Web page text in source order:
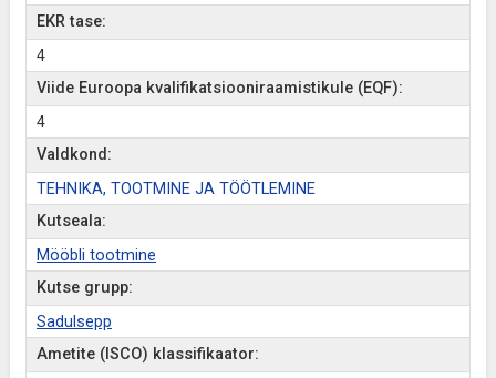
EKR tase:
4
Viide Euroopa kvalifikatsiooniraamistikule (EQF):
4
Valdkond:
TEHNIKA, TOOTMINE JA TÖÖTLEMINE
Kutseala:
Mööbli tootmine
Kutse grupp:
Sadulsepp
Ametite (ISCO) klassifikaator: